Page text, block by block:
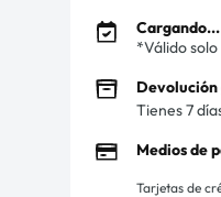
Cargando...
*Válido
Tienes 7
Medios de
Tarjetas de